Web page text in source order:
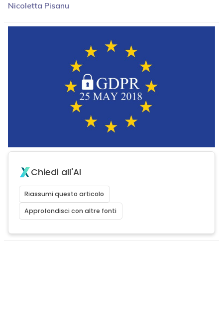
Nicoletta Pisanu
Chiedi all'AI
Riassumi questo articolo
Approfondisci con altre fonti